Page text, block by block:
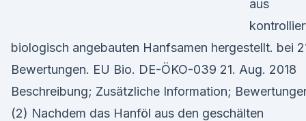
aus
biologisch angebauten Hanfsamen hergestellt. bei
Bewertungen. EU Bio. DE-ÖKO-039 21. Aug. 2018
Beschreibung; Zusätzliche Information;
(2) Nachdem das Hanföl aus den geschälten